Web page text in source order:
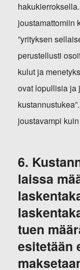
joustamattomiin
”yrityksen
perustellusti
kulut ja
ovat lopullisia ja
joustavampi
6.
laissa
tuen
esitetään